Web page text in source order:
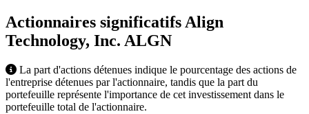
Actionnaires significatifs Align
Technology, Inc. ALGN
La part d'actions détenues indique le pourcentage des actions de
l'entreprise détenues par l'actionnaire, tandis que la part du
portefeuille représente l'importance de cet investissement dans le
portefeuille total de l'actionnaire.